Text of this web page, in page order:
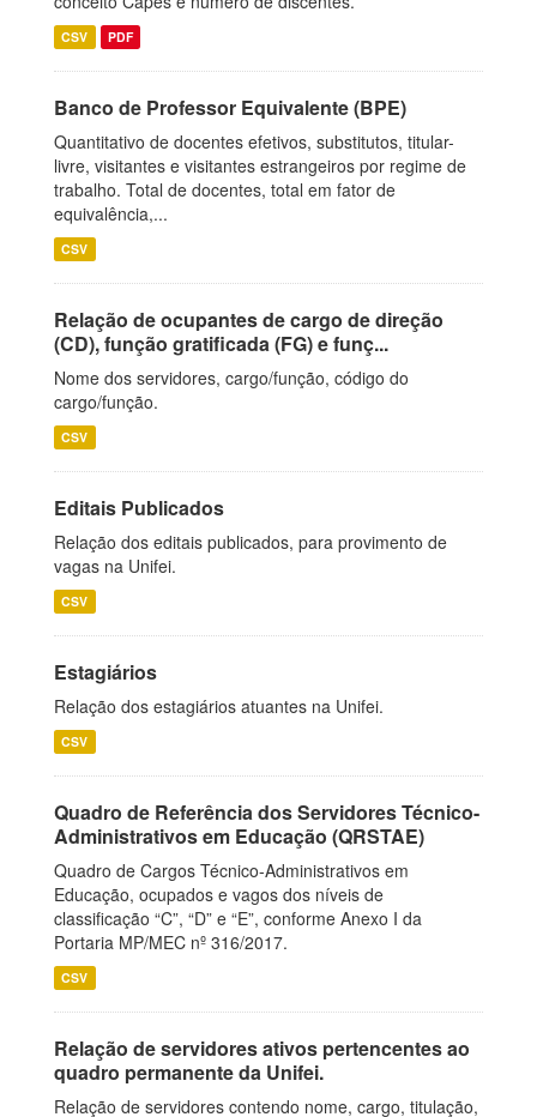
CSV PDF
Banco de Professor Equivalente (BPE)
Quantitativo de docentes efetivos, substitutos, titular-
livre, visitantes e visitantes estrangeiros por regime de
trabalho. Total de docentes, total em fator de
equivalência,...
CSV
Relação de ocupantes de cargo de direção
(CD), função gratificada (FG) e funç...
Nome dos servidores, cargo/função, código do
cargo/função.
CSV
Editais Publicados
Relação dos editais publicados, para provimento de
vagas na Unifei.
CSV
Estagiários
Relação dos estagiários atuantes na Unifei.
CSV
Quadro de Referência dos Servidores Técnico-
Administrativos em Educação (QRSTAE)
Quadro de Cargos Técnico-Administrativos em
Educação, ocupados e vagos dos níveis de
classificação “C”, “D” e “E”, conforme Anexo I da
Portaria MP/MEC nº 316/2017.
CSV
Relação de servidores ativos pertencentes ao
quadro permanente da Unifei.
Relação de servidores contendo nome, cargo, titulação,